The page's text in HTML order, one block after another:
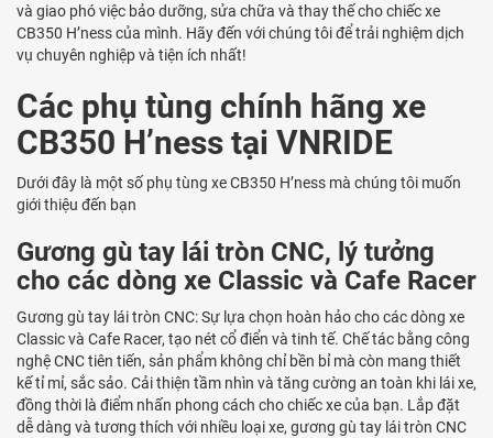
và giao phó việc bảo dưỡng, sửa chữa và thay thế cho chiếc xe
CB350 H’ness của mình. Hãy đến với chúng tôi để trải nghiệm dịch
vụ chuyên nghiệp và tiện ích nhất!
Các phụ tùng chính hãng xe
CB350 H’ness tại VNRIDE
Dưới đây là một số phụ tùng xe CB350 H’ness mà chúng tôi muốn
giới thiệu đến bạn
Gương gù tay lái tròn CNC, lý tưởng
cho các dòng xe Classic và Cafe Racer
Gương gù tay lái tròn CNC: Sự lựa chọn hoàn hảo cho các dòng xe
Classic và Cafe Racer, tạo nét cổ điển và tinh tế. Chế tác bằng công
nghệ CNC tiên tiến, sản phẩm không chỉ bền bỉ mà còn mang thiết
kế tỉ mỉ, sắc sảo. Cải thiện tầm nhìn và tăng cường an toàn khi lái xe,
đồng thời là điểm nhấn phong cách cho chiếc xe của bạn. Lắp đặt
dễ dàng và tương thích với nhiều loại xe, gương gù tay lái tròn CNC